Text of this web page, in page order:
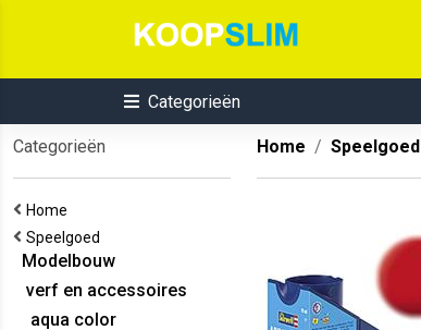
Categorieën
Categorieën
Home
Speelgoed
Modelbouw
verf en accessoires
aqua color
Home Speelgoed